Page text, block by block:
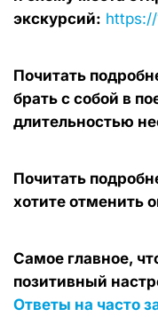
экскурсий:
Почитать
брать с собой в
длительностью
Почитать
хотите отменить
Самое главное,
позитивный
Ответы на часто